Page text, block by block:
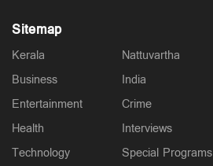
Sitemap
Kerala
Business
Entertainment
Health
Technology
Nattuvartha
India
Crime
Interviews
Special Programs